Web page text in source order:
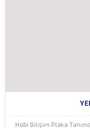
Hobi Bilişim Plaka